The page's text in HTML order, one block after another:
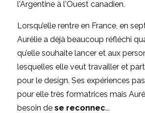
l'Argentine à l'Ouest canadien.
Lorsqu’elle rentre en France, en
Aurélie a déjà beaucoup réfléchi
qu’elle souhaite lancer et aux
lesquelles elle veut travailler et
pour le design. Ses expériences
pour elle très formatrices mais
besoin de se reconnec...